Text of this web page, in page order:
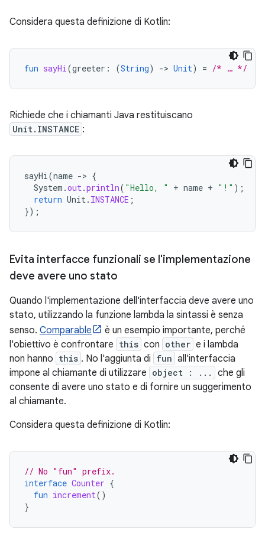
Considera questa definizione di Kotlin:
fun sayHi(greeter : (String) -> Unit) = /* … */
Richiede che i chiamanti Java restituiscano
Unit.INSTANCE :
sayHi(name -> {
System .out.println( "Hello, " + name + "!" );
return Unit. INSTANCE ;
});
Evita interfacce funzionali se l'implementazione
deve avere uno stato
Quando l'implementazione dell'interfaccia deve avere uno
stato, utilizzando la funzione lambda la sintassi è senza
senso. Comparable
è un esempio importante, perché
l'obiettivo è confrontare this con other e i lambda
non hanno this . No l'aggiunta di fun all'interfaccia
impone al chiamante di utilizzare object : ...
che gli
consente di avere uno stato e di fornire un suggerimento
al chiamante.
Considera questa definizione di Kotlin:
// No "fun" prefix.
interface Counter {
fun increment()
}